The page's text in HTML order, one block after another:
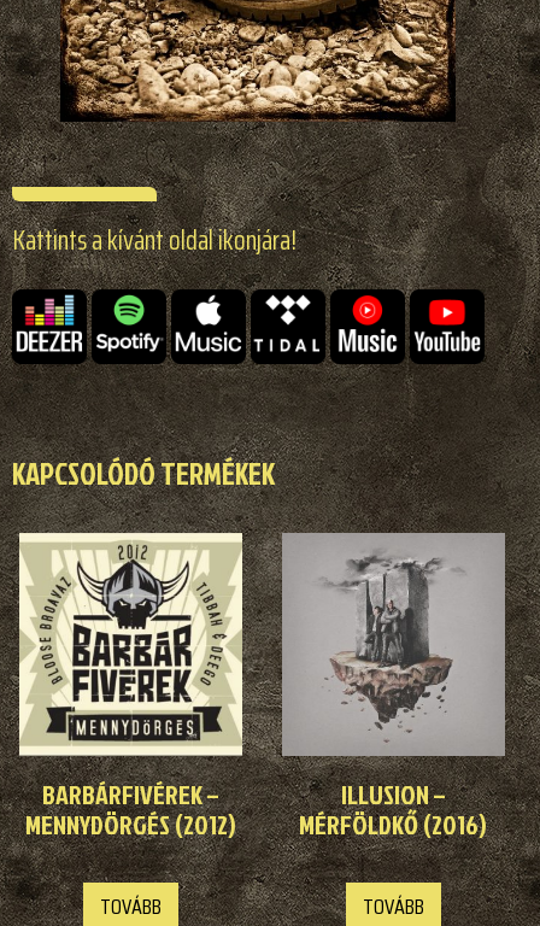
Kattints a kívánt oldal ikonjára!
KAPCSOLÓDÓ TERMÉKEK
BARBÁRFIVÉREK –
MENNYDÖRGÉS (2012)
TOVÁBB
ILLUSION –
MÉRFÖLDKŐ (2016)
TOVÁBB